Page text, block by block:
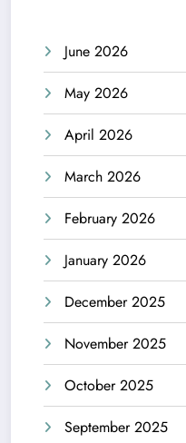
June 2026
May 2026
April 2026
March 2026
February 2026
January 2026
December 2025
November 2025
October 2025
September 2025